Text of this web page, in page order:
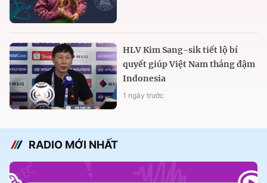
HLV Kim Sang-sik tiết lộ bí
quyết giúp Việt Nam thắng đậm
Indonesia
1 ngày trước
RADIO MỚI NHẤT